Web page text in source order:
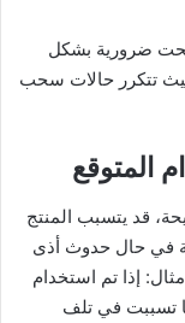
ضرورية بشكل
حيث تتكرر حالات سحب
قد يتسبب المنتج
في حال حدوث أذى
إذا تم استخدام
تسببت في تلف